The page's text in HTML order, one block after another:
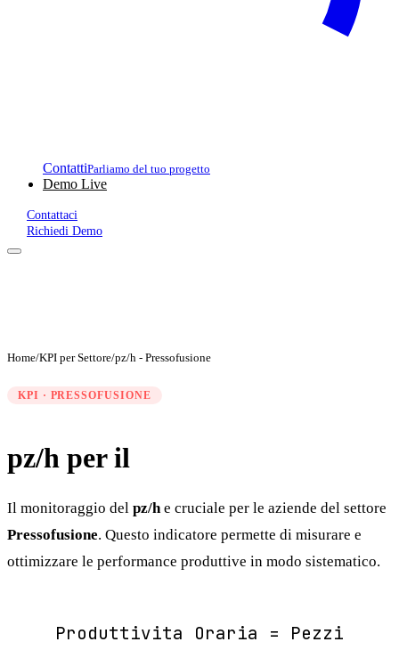
ContattiParliamo del tuo progetto
Demo Live
Contattaci
Richiedi Demo
Home/KPI per Settore/pz/h - Pressofusione
KPI · PRESSOFUSIONE
pz/h per il
Il monitoraggio del pz/h e cruciale per le aziende del settore
Pressofusione. Questo indicatore permette di misurare e
ottimizzare le performance produttive in modo sistematico.
Produttivita Oraria = Pezzi